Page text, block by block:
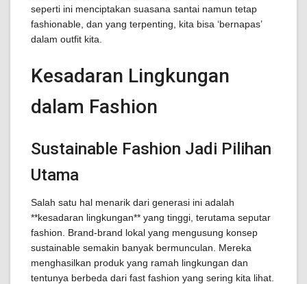
seperti ini menciptakan suasana santai namun tetap
fashionable, dan yang terpenting, kita bisa ‘bernapas’
dalam outfit kita.
Kesadaran Lingkungan
dalam Fashion
Sustainable Fashion Jadi Pilihan
Utama
Salah satu hal menarik dari generasi ini adalah
**kesadaran lingkungan** yang tinggi, terutama seputar
fashion. Brand-brand lokal yang mengusung konsep
sustainable semakin banyak bermunculan. Mereka
menghasilkan produk yang ramah lingkungan dan
tentunya berbeda dari fast fashion yang sering kita lihat.